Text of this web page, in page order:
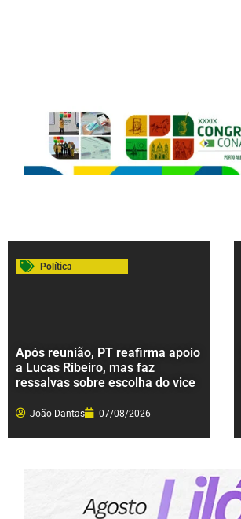
Política
Após reunião, PT reafirma apoio
a Lucas Ribeiro, mas faz
ressalvas sobre escolha do vice
João Dantas 07/08/2026